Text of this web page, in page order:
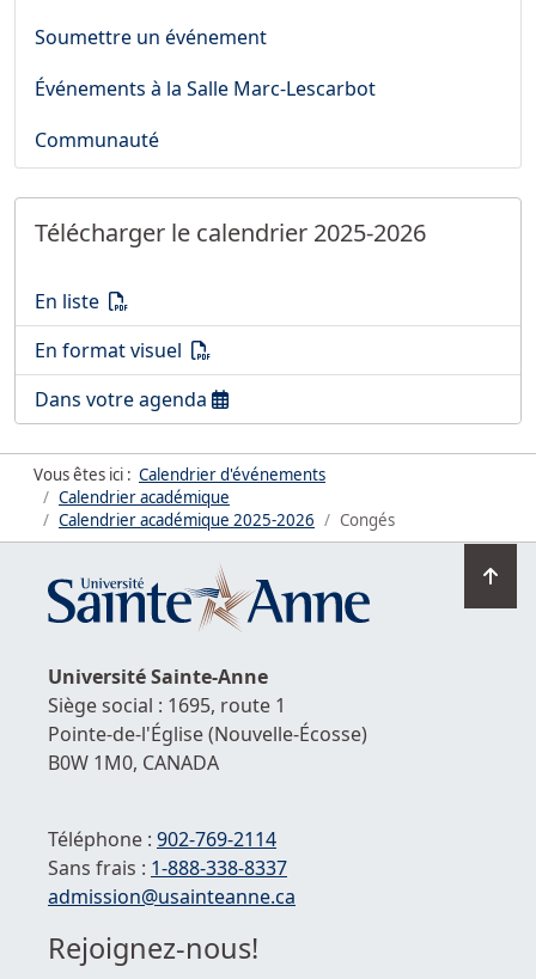
Soumettre un événement
Événements à la Salle Marc-Lescarbot
Communauté
Télécharger le calendrier 2025-2026
Télécharger le calendrier 2025-2026
En liste (PDF)
Télécharger le calendrier 2025-2026
En format visuel (PDF)
Télécharger le calendrier 2025-2026
Dans votre agenda
Vous êtes ici : Calendrier d'événements
Calendrier académique
Calendrier académique 2025-2026 Congés
en
UniversitéSainte-Anne
Siège social : 1695, route 1
Pointe-de-l'Église(Nouvelle-Écosse)
B0W 1M0, CANADA
Téléphone : 902-769-2114
Sans frais : 1-888-338-8337
Courriel :
admission@usainteanne.ca
Rejoignez-nous!